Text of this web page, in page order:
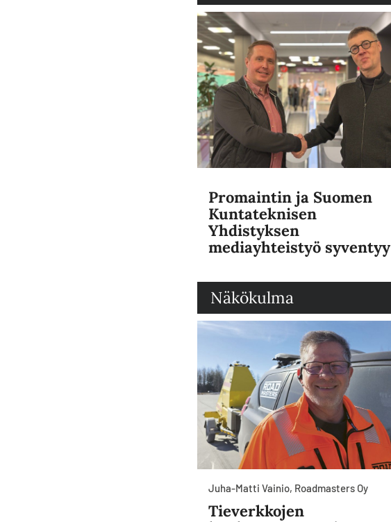
Promaintin ja Suomen
Kuntateknisen
Yhdistyksen
mediayhteistyö syventyy
Näkökulma
Juha-Matti Vainio, Roadmasters Oy
Tieverkkojen